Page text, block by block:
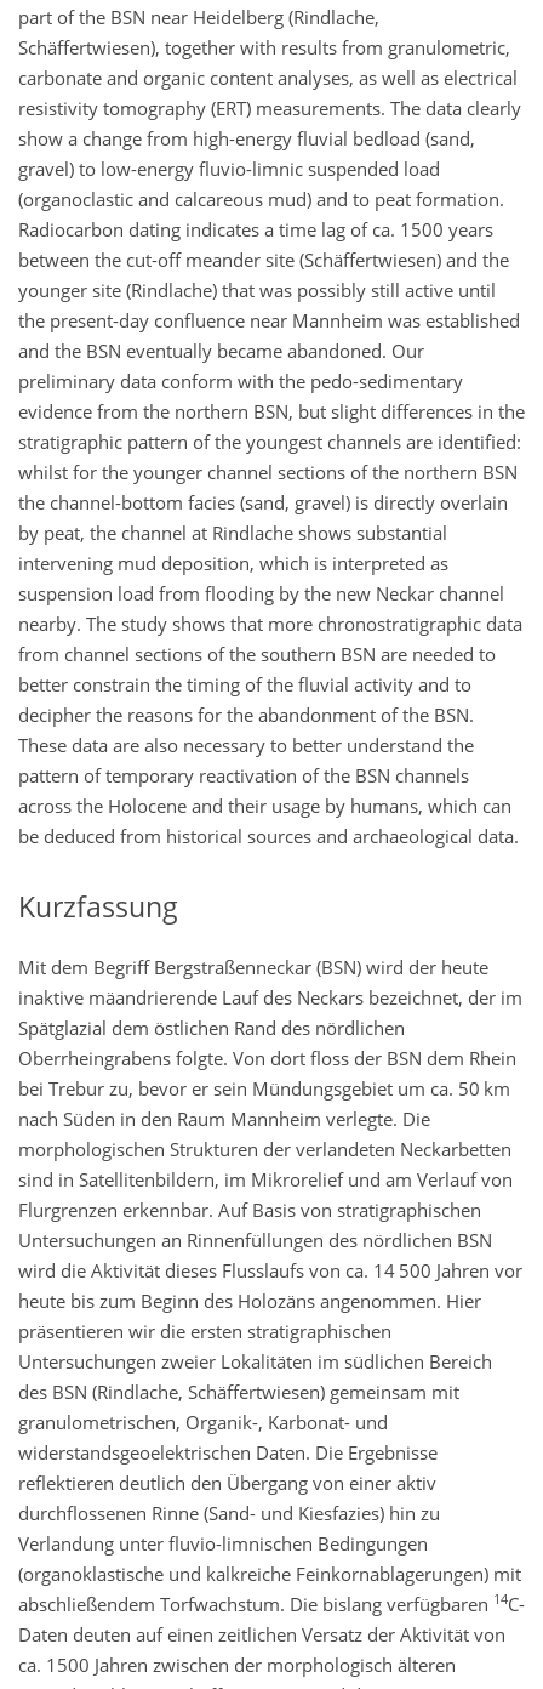
part of the BSN near Heidelberg (Rindlache,
Schäffertwiesen), together with results from granulometric,
carbonate and organic content analyses, as well as electrical
resistivity tomography (ERT) measurements. The data clearly
show a change from high-energy fluvial bedload (sand,
gravel) to low-energy fluvio-limnic suspended load
(organoclastic and calcareous mud) and to peat formation.
Radiocarbon dating indicates a time lag of ca. 1500 years
between the cut-off meander site (Schäffertwiesen) and the
younger site (Rindlache) that was possibly still active until
the present-day confluence near Mannheim was established
and the BSN eventually became abandoned. Our
preliminary data conform with the pedo-sedimentary
evidence from the northern BSN, but slight differences in the
stratigraphic pattern of the youngest channels are identified:
whilst for the younger channel sections of the northern BSN
the channel-bottom facies (sand, gravel) is directly overlain
by peat, the channel at Rindlache shows substantial
intervening mud deposition, which is interpreted as
suspension load from flooding by the new Neckar channel
nearby. The study shows that more chronostratigraphic data
from channel sections of the southern BSN are needed to
better constrain the timing of the fluvial activity and to
decipher the reasons for the abandonment of the BSN.
These data are also necessary to better understand the
pattern of temporary reactivation of the BSN channels
across the Holocene and their usage by humans, which can
be deduced from historical sources and archaeological data.
Kurzfassung
Mit dem Begriff Bergstraßenneckar (BSN) wird der heute
inaktive mäandrierende Lauf des Neckars bezeichnet, der im
Spätglazial dem östlichen Rand des nördlichen
Oberrheingrabens folgte. Von dort floss der BSN dem Rhein
bei Trebur zu, bevor er sein Mündungsgebiet um ca. 50 km
nach Süden in den Raum Mannheim verlegte. Die
morphologischen Strukturen der verlandeten Neckarbetten
sind in Satellitenbildern, im Mikrorelief und am Verlauf von
Flurgrenzen erkennbar. Auf Basis von stratigraphischen
Untersuchungen an Rinnenfüllungen des nördlichen BSN
wird die Aktivität dieses Flusslaufs von ca. 14 500 Jahren vor
heute bis zum Beginn des Holozäns angenommen. Hier
präsentieren wir die ersten stratigraphischen
Untersuchungen zweier Lokalitäten im südlichen Bereich
des BSN (Rindlache, Schäffertwiesen) gemeinsam mit
granulometrischen, Organik-, Karbonat- und
widerstandsgeoelektrischen Daten. Die Ergebnisse
reflektieren deutlich den Übergang von einer aktiv
durchflossenen Rinne (Sand- und Kiesfazies) hin zu
Verlandung unter fluvio-limnischen Bedingungen
(organoklastische und kalkreiche Feinkornablagerungen) mit
abschließendem Torfwachstum. Die bislang verfügbaren 14C-
Daten deuten auf einen zeitlichen Versatz der Aktivität von
ca. 1500 Jahren zwischen der morphologisch älteren